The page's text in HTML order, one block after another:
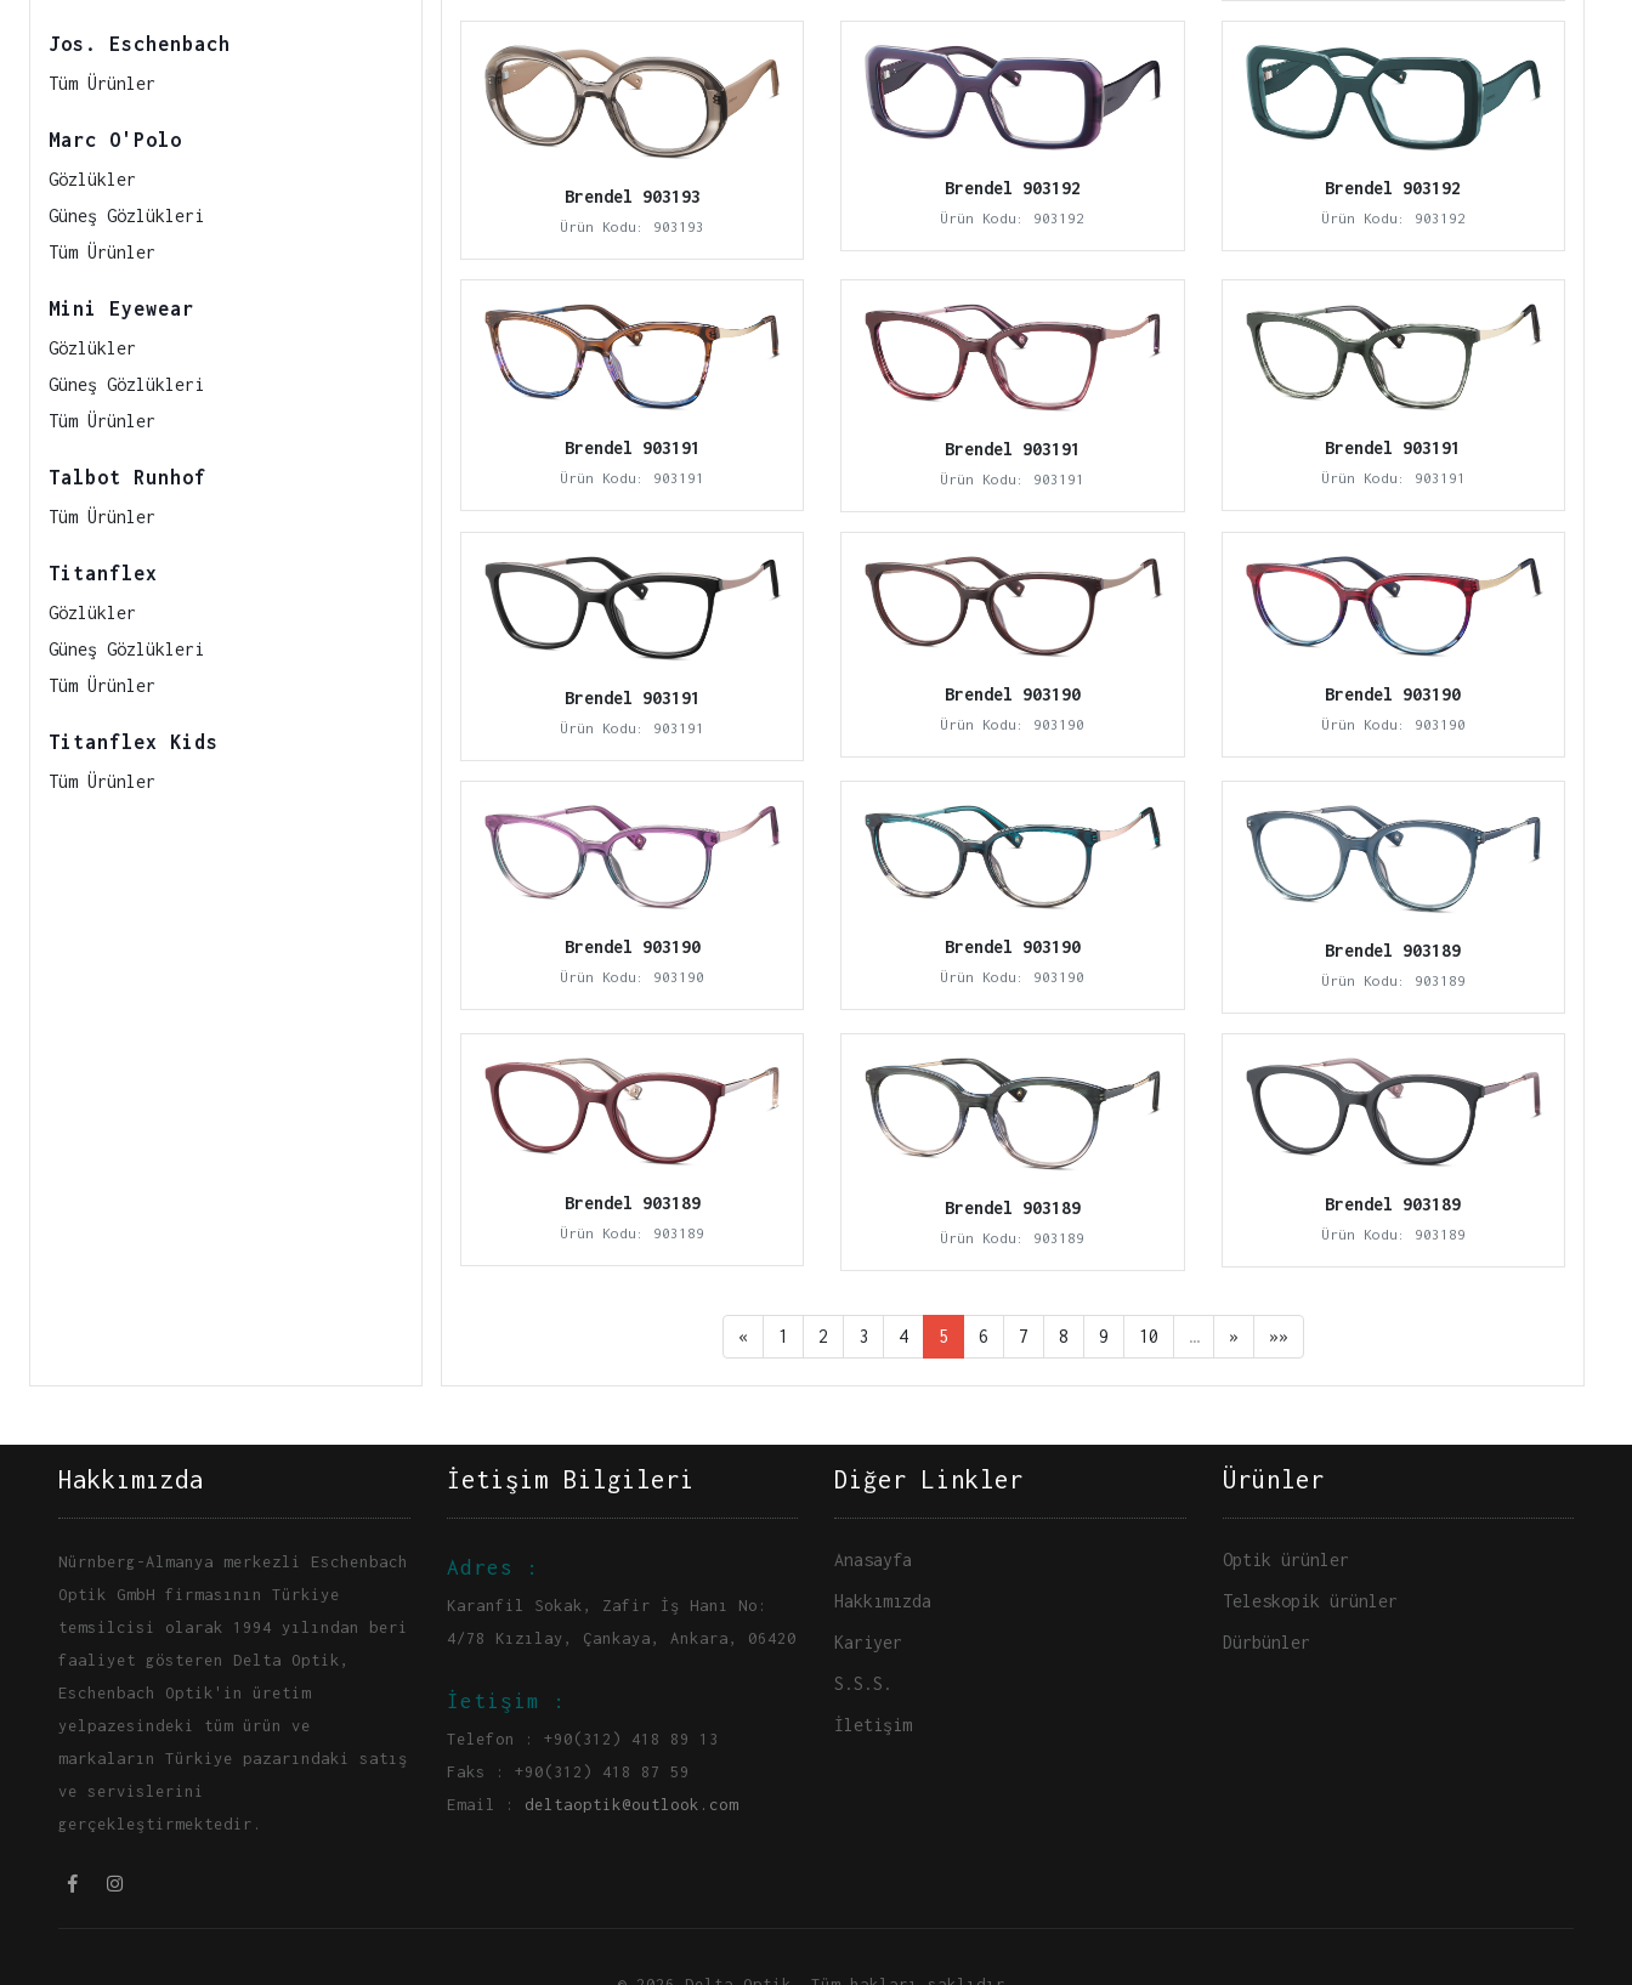
Jos. Eschenbach
Tüm Ürünler
Marc O'Polo
Gözlükler
Güneş Gözlükleri
Tüm Ürünler
Mini Eyewear
Gözlükler
Güneş Gözlükleri
Tüm Ürünler
Talbot Runhof
Tüm Ürünler
Titanflex
Gözlükler
Güneş Gözlükleri
Tüm Ürünler
Titanflex Kids
Tüm Ürünler
Brendel 903193
Ürün Kodu: 903193
Brendel 903192
Ürün Kodu: 903192
Brendel 903192
Ürün Kodu: 903192
Brendel 903191
Ürün Kodu: 903191
Brendel 903191
Ürün Kodu: 903191
Brendel 903191
Ürün Kodu: 903191
Brendel 903191
Ürün Kodu: 903191
Brendel 903190
Ürün Kodu: 903190
Brendel 903190
Ürün Kodu: 903190
Brendel 903190
Ürün Kodu: 903190
Brendel 903190
Ürün Kodu: 903190
Brendel 903189
Ürün Kodu: 903189
Brendel 903189
Ürün Kodu: 903189
Brendel 903189
Ürün Kodu: 903189
Brendel 903189
Ürün Kodu: 903189
« 1 2 3 4 5 6 7 8 9 10 … » »»
Hakkımızda
Nürnberg-Almanya merkezli Eschenbach
Optik GmbH firmasının Türkiye
temsilcisi olarak 1994 yılından beri
faaliyet gösteren Delta Optik,
Eschenbach Optik'in üretim
yelpazesindeki tüm ürün ve
markaların Türkiye pazarındaki satış
ve servislerini
gerçekleştirmektedir.
İetişim Bilgileri
Adres :
Karanfil Sokak, Zafir İş Hanı No:
4/78 Kızılay, Çankaya, Ankara, 06420
İetişim :
Telefon : +90(312) 418 89 13
Faks : +90(312) 418 87 59
Email : deltaoptik@outlook.com
Diğer Linkler
Anasayfa
Hakkımızda
Kariyer
S.S.S.
İletişim
Ürünler
Optik ürünler
Teleskopik ürünler
Dürbünler